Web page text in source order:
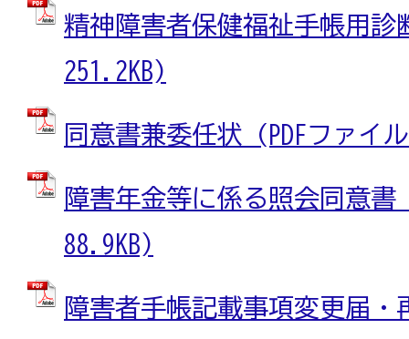
精神障害者保健福祉手帳用診
251.2KB)
同意書兼委任状 (PDFファイ
障害年金等に係る照会同意書
88.9KB)
障害者手帳記載事項変更届・